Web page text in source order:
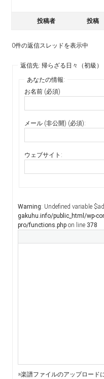
投稿者 投稿
0件の返信スレッドを表示中
返信先: 帰らざる日々（初級）
あなたの情報:
お名前 (必須)
メール (非公開) (必須):
ウェブサイト:
Warning : Undefined variable
gakuhu.info/public_html/wp-
pro/functions.php on line 378
※楽譜ファイルのアップロード